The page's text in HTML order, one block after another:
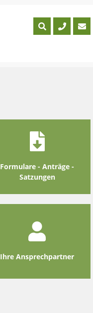
Formulare - Anträge -
Satzungen
Ihre Ansprechpartner